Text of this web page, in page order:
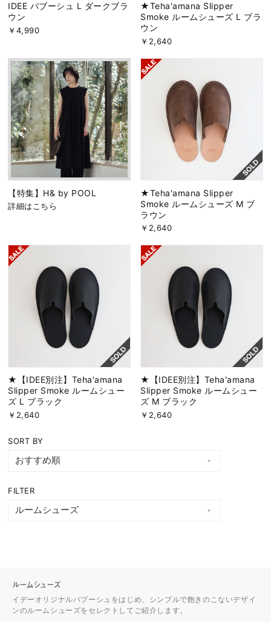
IDEE バブーシュ L ダークブラ
ウン
￥4,990
★Teha'amana Slipper
Smoke ルームシューズ L ブラ
ウン
￥2,640
【特集】H& by POOL
詳細はこちら
★Teha'amana Slipper
Smoke ルームシューズ M ブ
ラウン
￥2,640
★【IDEE別注】Teha'amana
Slipper Smoke ルームシュー
ズ L ブラック
￥2,640
★【IDEE別注】Teha'amana
Slipper Smoke ルームシュー
ズ M ブラック
￥2,640
SORT BY
FILTER
ルームシューズ
イデーオリジナルバブーシュをはじめ、シンプルで飽きのこないデザイ
ンのルームシューズをセレクトしてご紹介します。